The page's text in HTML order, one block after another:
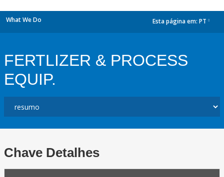
What We Do Esta página em: PT
FERTLIZER & PROCESS
EQUIP.
Chave Detalhes